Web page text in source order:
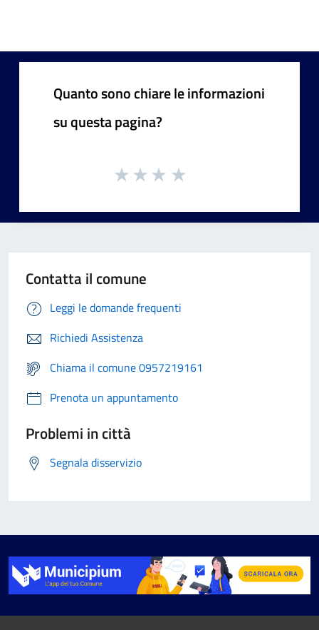
Quanto sono chiare le informazioni
su questa pagina?
Contatta il comune
Leggi le domande frequenti
Richiedi Assistenza
Chiama il comune 0957219161
Prenota un appuntamento
Problemi in città
Segnala disservizio